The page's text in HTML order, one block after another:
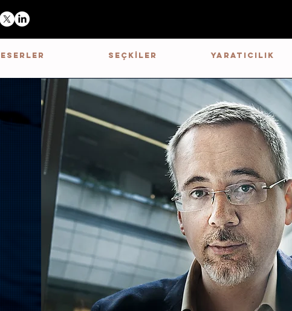
ESERLER SEÇKİLER YARATICILIK